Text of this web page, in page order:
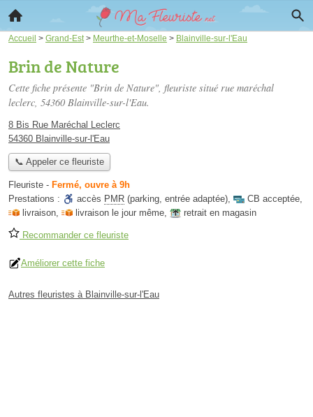
Accueil > Grand-Est > Meurthe-et-Moselle > Blainville-sur-l'Eau
Brin de Nature
Cette fiche présente "Brin de Nature", fleuriste situé rue maréchal
leclerc, 54360 Blainville-sur-l'Eau.
8 Bis Rue Maréchal Leclerc
54360 Blainville-sur-l'Eau
📞 Appeler ce fleuriste
Fleuriste - Fermé, ouvre à 9h
Prestations :
accès PMR (parking, entrée adaptée), CB acceptée,
livraison, livraison le jour même, retrait en magasin
Recommander ce fleuriste
Améliorer cette fiche
Autres fleuristes à Blainville-sur-l'Eau